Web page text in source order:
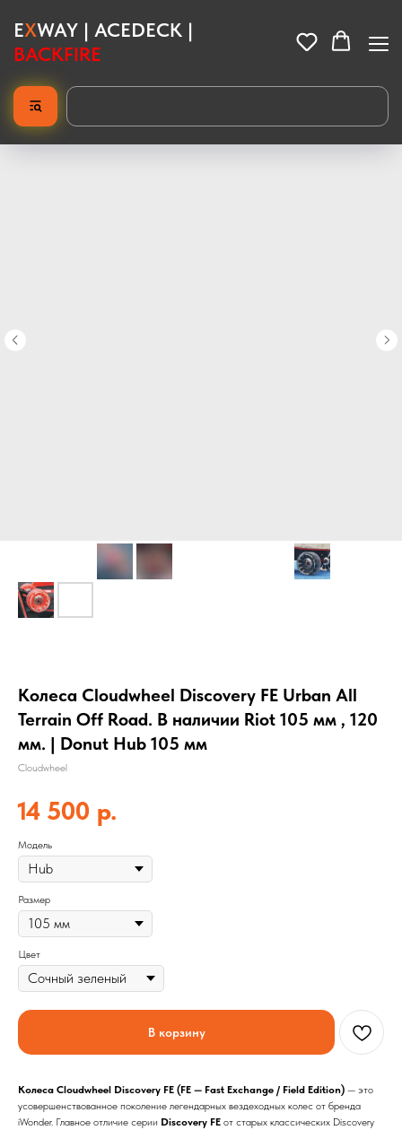
EXWAY | ACEDECK |
BACKFIRE
Колеса Cloudwheel Discovery FE Urban All
Terrain Off Road. В наличии Riot 105 мм , 120
мм. | Donut Hub 105 мм
Cloudwheel
14 500 р.
Модель
Размер
Цвет
В корзину
Колеса Cloudwheel Discovery FE (FE — Fast Exchange / Field Edition) — это
усовершенствованное поколение легендарных вездеходных колес от бренда
iWonder. Главное отличие серии Discovery FE от старых классических Discovery